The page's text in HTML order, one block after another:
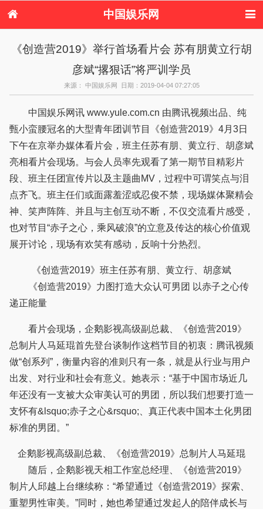
中国娱乐网
电视剧
演唱会 综艺节目
偶像活动
《创造营2019》举行首场看片会 苏有朋黄立行胡
彦斌“撂狠话”将严训学员
来源： 中国娱乐网 日期：2019-04-04 07:27:05
中国娱乐网讯 www.yule.com.cn 由腾讯视频出品、纯
甄小蛮腰冠名的大型青年团训节目《创造营2019》4月3日
下午在京举办媒体看片会，班主任苏有朋、黄立行、胡彦斌
亮相看片会现场。与会人员率先观看了第一期节目精彩片
段、班主任团宣传片以及主题曲MV，过程中可谓笑点与泪
点齐飞。班主任们或面露羞涩或忍俊不禁，现场媒体聚精会
神、笑声阵阵、并且与主创互动不断，不仅交流看片感受，
也对节目“赤子之心，乘风破浪”的立意及传达的核心价值观
展开讨论，现场有欢笑有感动，反响十分热烈。
《创造营2019》班主任苏有朋、黄立行、胡彦斌
《创造营2019》力图打造大众认可男团 以赤子之心传
递正能量
看片会现场，企鹅影视高级副总裁、《创造营2019》
总制片人马延琨首先登台谈制作这档节目的初衷：腾讯视频
做“创系列”，衡量内容的准则只有一条，就是从行业与用户
出发、对行业和社会有意义。她表示：“基于中国市场近几
年还没有一支被大众审美认可的男团，所以我们想要打造一
支怀有&lsquo;赤子之心&rsquo;、真正代表中国本土化男团
标准的男团。”
企鹅影视高级副总裁、《创造营2019》总制片人马延琨
随后，企鹅影视天相工作室总经理、《创造营2019》
制片人邱越上台继续称：“希望通过《创造营2019》探索、
重塑男性审美。”同时，她也希望通过发起人的陪伴成长与